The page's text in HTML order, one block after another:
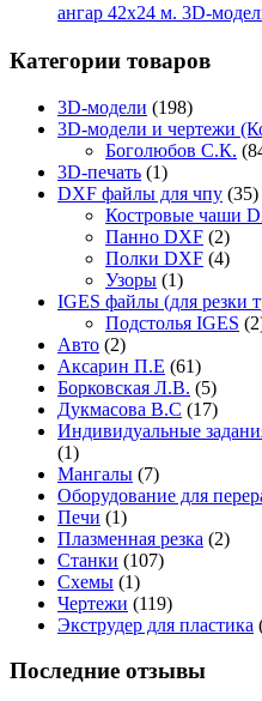
ангар 42х24 м. 3D-
Категории товаров
3D-модели (198)
3D-модели и чертежи
Боголюбов С.К.
3D-печать (1)
DXF файлы для чпу (35)
Костровые чаши
Панно DXF (2)
Полки DXF (4)
Узоры (1)
IGES файлы (для резки
Подстолья IGES
Авто (2)
Аксарин П.Е (61)
Борковская Л.В. (5)
Дукмасова В.С (17)
Индивидуальные
(1)
Мангалы (7)
Оборудование для
Печи (1)
Плазменная резка (2)
Станки (107)
Схемы (1)
Чертежи (119)
Экструдер для пластика
Последние отзывы